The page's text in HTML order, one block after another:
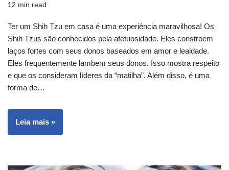
12 min read
Ter um Shih Tzu em casa é uma experiência maravilhosa! Os
Shih Tzus são conhecidos pela afetuosidade. Eles constroem
laços fortes com seus donos baseados em amor e lealdade.
Eles frequentemente lambem seus donos. Isso mostra respeito
e que os consideram líderes da “matilha”. Além disso, é uma
forma de…
Leia mais »